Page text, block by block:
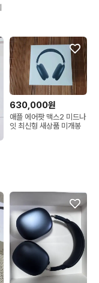
630,000원
애플 에어팟 맥스2 미드나
잇 최신형 새상품 미개봉